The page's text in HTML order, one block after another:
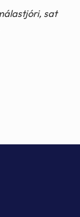
sat